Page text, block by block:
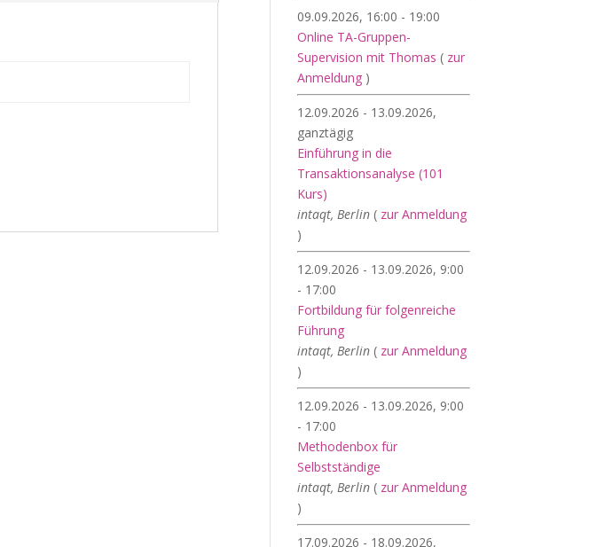
09.09.2026, 16:00 - 19:00
Online TA-Gruppen-
Supervision mit Thomas ( zur
Anmeldung )
12.09.2026 - 13.09.2026,
ganztägig
Einführung in die
Transaktionsanalyse (101
Kurs)
intaqt, Berlin ( zur Anmeldung
)
12.09.2026 - 13.09.2026, 9:00
- 17:00
Fortbildung für folgenreiche
Führung
intaqt, Berlin ( zur Anmeldung
)
12.09.2026 - 13.09.2026, 9:00
- 17:00
Methodenbox für
Selbstständige
intaqt, Berlin ( zur Anmeldung
)
17.09.2026 - 18.09.2026,